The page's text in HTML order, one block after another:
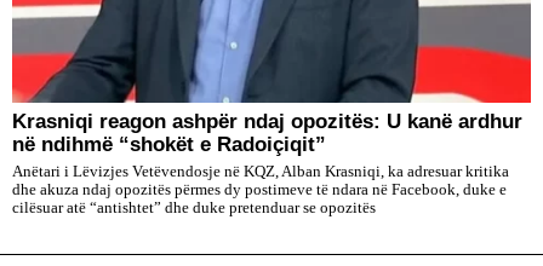
​Krasniqi reagon ashpër ndaj opozitës: U kanë ardhur
në ndihmë “shokët e Radoiçiqit”
Anëtari i Lëvizjes Vetëvendosje në KQZ, Alban Krasniqi, ka adresuar kritika
dhe akuza ndaj opozitës përmes dy postimeve të ndara në Facebook, duke e
cilësuar atë “antishtet” dhe duke pretenduar se opozitës